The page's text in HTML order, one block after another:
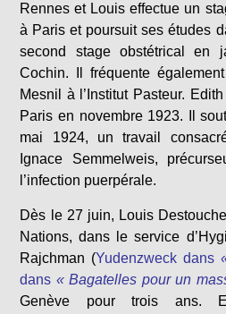
Rennes et Louis effectue un
à Paris et poursuit ses études
second stage obstétrical en
Cochin. Il fréquente
Mesnil à l’Institut Pasteur.
Paris en novembre 1923. Il
mai 1924, un travail
Ignace Semmelweis,
l’infection puerpérale.
Dès le 27 juin, Louis
Nations, dans le service
Rajchman (Yudenzweck dans
dans « Bagatelles pour un
Genève pour trois ans.